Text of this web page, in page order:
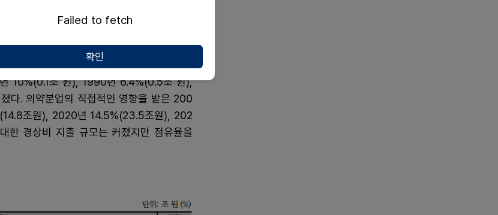
조원), 1990년 28.2%(2조원), 2000년
년 29.0%(8.9조원)을 시작으로 감소했
10%(0.1조 원), 1990년 6.4%(0.5조 원),
다. 의약분업의 직접적인 영향을 받은 200
조원), 2020년 14.5%(23.5조원), 202
한 경상비 지출 규모는 커졌지만 점유율을
Failed to fetch
확인